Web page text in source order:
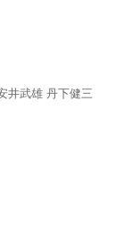
武雄 丹下健三